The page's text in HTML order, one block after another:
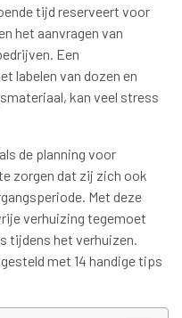
tijd reserveert voor
het aanvragen van
Een
labelen van dozen en
kan veel stress
de planning voor
zorgen dat zij zich ook
Met deze
verhuizing tegemoet
tijdens het verhuizen.
met 14 handige tips